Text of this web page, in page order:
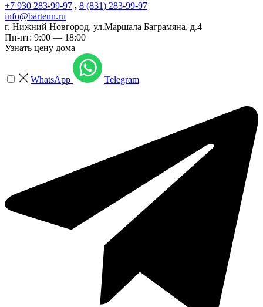
+7 930 283-99-97 , 8 (831) 283-99-97
info@bartenn.ru
г. Нижний Новгород, ул.Маршала Баграмяна, д.4
Пн-пт: 9:00 — 18:00
Узнать цену дома
WhatsApp Telegram